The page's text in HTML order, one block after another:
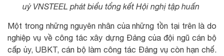
uỷ VNSTEEL phát biểu tổng kết Hội nghị tập huấn
Một trong những nguyên nhân của những tồn tại trên là do
nghiệp vụ về công tác xây dựng Đảng của đội ngũ cán bộ
cấp ủy, UBKT, cán bộ làm công tác Đảng vụ còn hạn chế.